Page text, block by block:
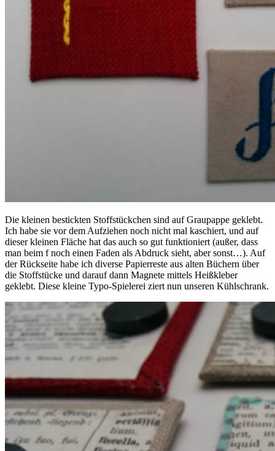
Die kleinen bestickten Stoffstückchen sind auf Graupappe geklebt.
Ich habe sie vor dem Aufziehen noch nicht mal kaschiert, und auf
dieser kleinen Fläche hat das auch so gut funktioniert (außer, dass
man beim f noch einen Faden als Abdruck sieht, aber sonst…). Auf
der Rückseite habe ich diverse Papierreste aus alten Büchern über
die Stoffstücke und darauf dann Magnete mittels Heißkleber
geklebt. Diese kleine Typo-Spielerei ziert nun unseren Kühlschrank.